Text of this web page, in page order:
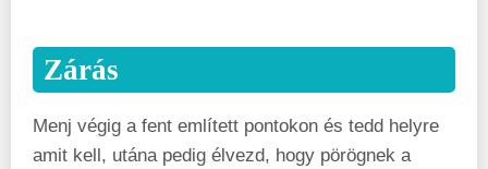
Zárás
Menj végig a fent említett pontokon és tedd helyre
amit kell, utána pedig élvezd, hogy pörögnek a